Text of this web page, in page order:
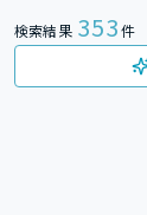
検索結果 353件